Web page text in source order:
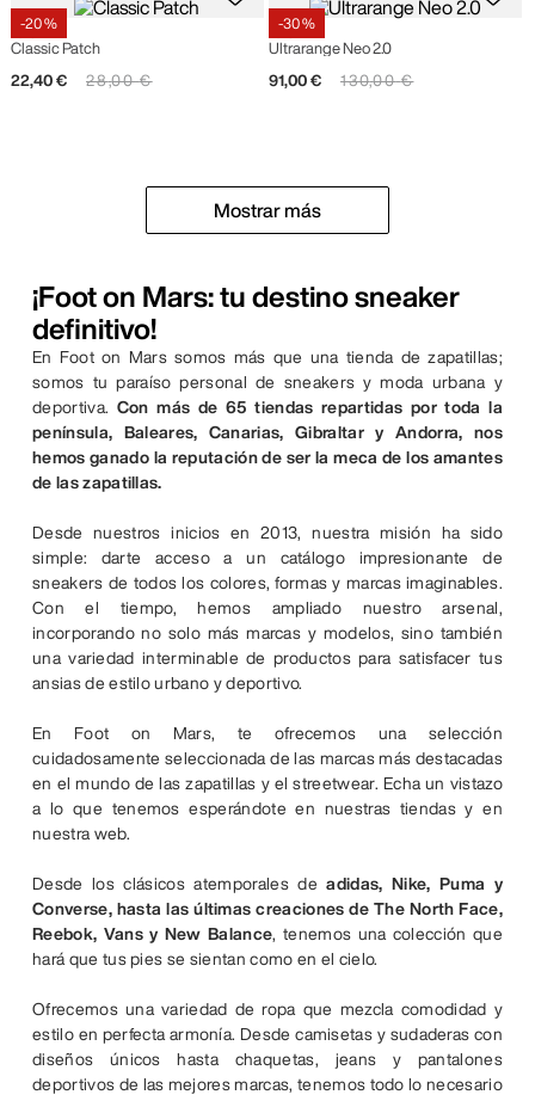
-20 %
Classic Patch
22,40 € 28,00 €
-30 %
Vans
Ultrarange Neo 2.0
91,00 € 130,00 €
Mostrar más
¡Foot on Mars: tu destino sneaker
definitivo!
En Foot on Mars somos más que una tienda de zapatillas;
somos tu paraíso personal de sneakers y moda urbana y
deportiva. Con más de 65 tiendas repartidas por toda la
península, Baleares, Canarias, Gibraltar y Andorra, nos
hemos ganado la reputación de ser la meca de los amantes
de las zapatillas.
Desde nuestros inicios en 2013, nuestra misión ha sido
simple: darte acceso a un catálogo impresionante de
sneakers de todos los colores, formas y marcas imaginables.
Con el tiempo, hemos ampliado nuestro arsenal,
incorporando no solo más marcas y modelos, sino también
una variedad interminable de productos para satisfacer tus
ansias de estilo urbano y deportivo.
En Foot on Mars, te ofrecemos una selección
cuidadosamente seleccionada de las marcas más destacadas
en el mundo de las zapatillas y el streetwear. Echa un vistazo
a lo que tenemos esperándote en nuestras tiendas y en
nuestra web.
Desde los clásicos atemporales deadidas, Nike, Puma y
Converse, hasta las últimas creaciones de The North Face,
Reebok, Vans y New Balance, tenemos una colección que
hará que tus pies se sientan como en el cielo.
Ofrecemos una variedad de ropa que mezcla comodidad y
estilo en perfecta armonía. Desde camisetas y sudaderas con
diseños únicos hasta chaquetas, jeans y pantalones
deportivos de las mejores marcas, tenemos todo lo necesario